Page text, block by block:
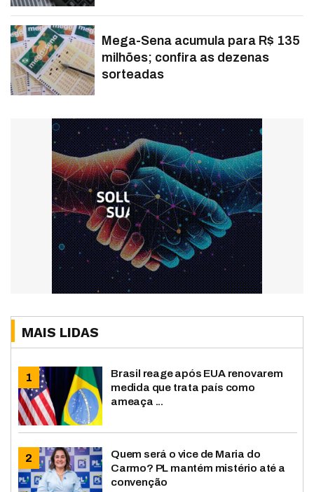
Mega-Sena acumula para R$ 135
milhões; confira as dezenas
sorteadas
MAIS LIDAS
Brasil reage após EUA renovarem
medida que trata país como
ameaça ...
Quem será o vice de Maria do
Carmo? PL mantém mistério até a
convenção